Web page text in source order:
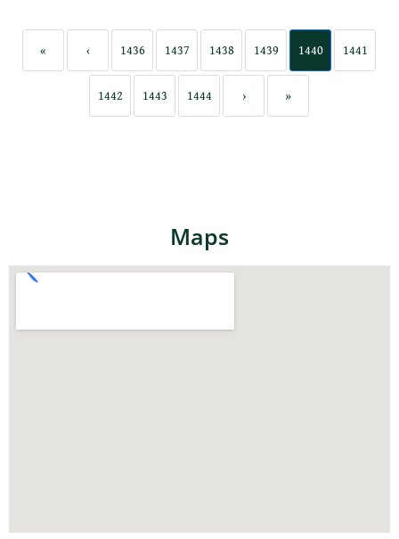
« ‹ 1436 1437 1438 1439 1440 1441
1442 1443 1444 › »
Maps